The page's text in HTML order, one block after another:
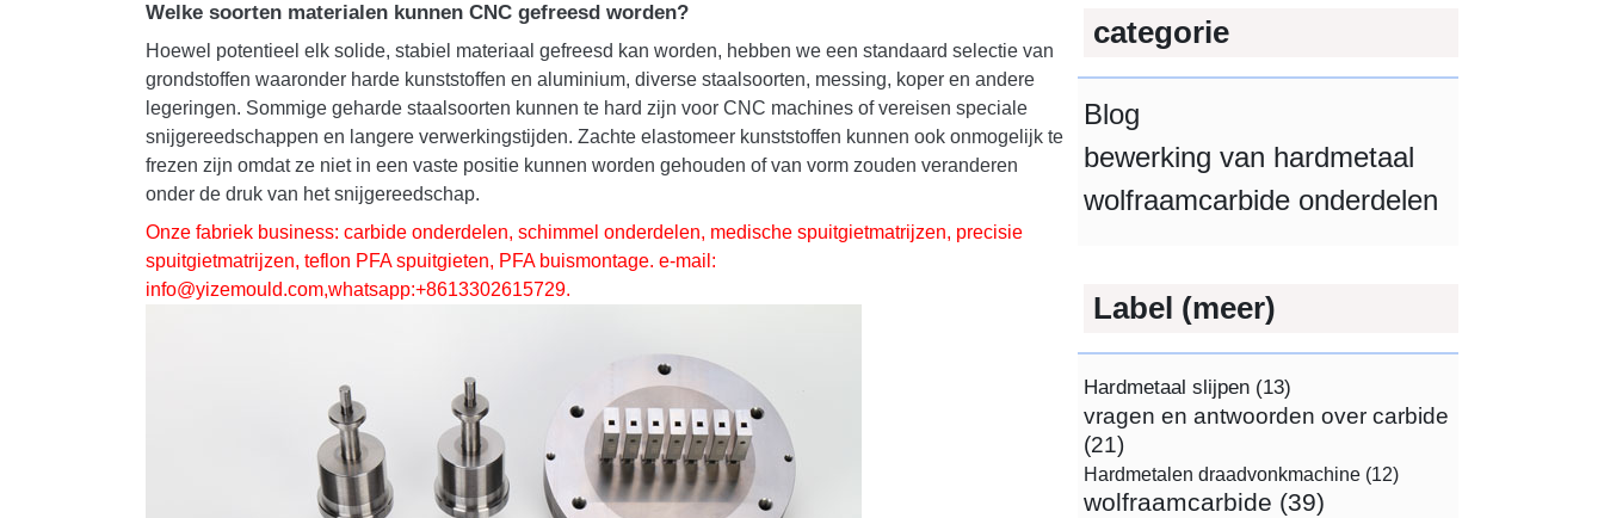
Welke soorten materialen kunnen CNC gefreesd worden?
Hoewel potentieel elk solide, stabiel materiaal gefreesd kan worden, hebben we een standaard selectie van
grondstoffen waaronder harde kunststoffen en aluminium, diverse staalsoorten, messing, koper en andere
legeringen. Sommige geharde staalsoorten kunnen te hard zijn voor CNC machines of vereisen speciale
snijgereedschappen en langere verwerkingstijden. Zachte elastomeer kunststoffen kunnen ook onmogelijk te
frezen zijn omdat ze niet in een vaste positie kunnen worden gehouden of van vorm zouden veranderen
onder de druk van het snijgereedschap.
Onze fabriek business: carbide onderdelen, schimmel onderdelen, medische spuitgietmatrijzen, precisie
spuitgietmatrijzen, teflon PFA spuitgieten, PFA buismontage. e-mail:
info@yizemould.com,whatsapp:+8613302615729.
categorie
Blog
bewerking van hardmetaal
wolfraamcarbide onderdelen
Label (meer)
Hardmetaal slijpen (13)
vragen en antwoorden over carbide
(21)
Hardmetalen draadvonkmachine (12)
wolfraamcarbide (39)